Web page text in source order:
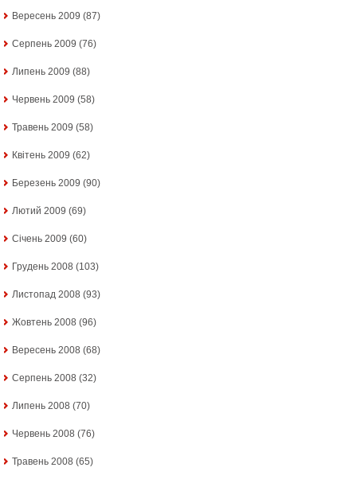
Вересень 2009 (87)
Серпень 2009 (76)
Липень 2009 (88)
Червень 2009 (58)
Травень 2009 (58)
Квітень 2009 (62)
Березень 2009 (90)
Лютий 2009 (69)
Січень 2009 (60)
Грудень 2008 (103)
Листопад 2008 (93)
Жовтень 2008 (96)
Вересень 2008 (68)
Серпень 2008 (32)
Липень 2008 (70)
Червень 2008 (76)
Травень 2008 (65)